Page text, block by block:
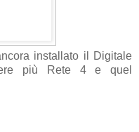
installato il Digitale
più Rete 4 e quel